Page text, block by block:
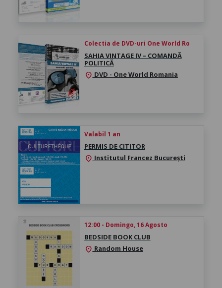
Colectia de DVD-uri One World Ro
SAHIA VINTAGE IV – COMANDĂ
POLITICĂ
location_on DVD - One World Romania
Valabil 1 an
PERMIS DE CITITOR
location_on Institutul Francez București
12:00 - Domingo, 16 Agosto
BEDSIDE BOOK CLUB
location_on Random House